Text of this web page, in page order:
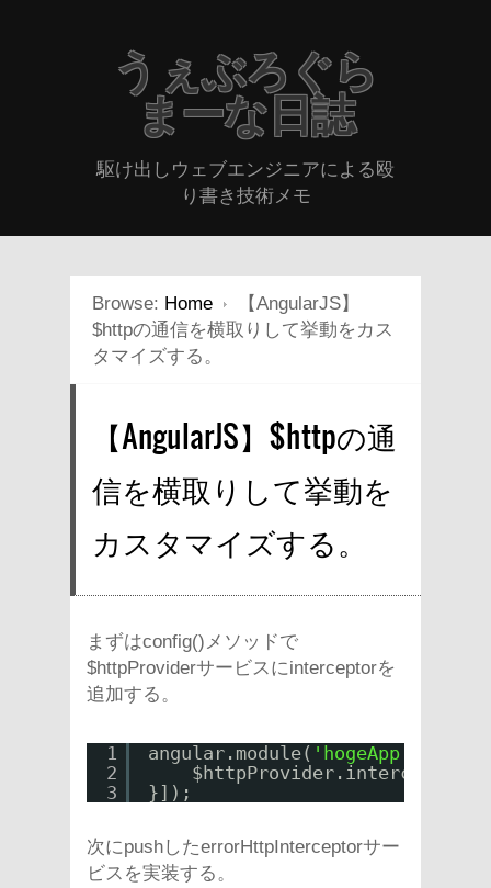
うぇぶろぐら
まーな日誌
駆け出しウェブエンジニアによる殴
り書き技術メモ
Browse: Home
【AngularJS】
$httpの通信を横取りして挙動をカス
タマイズする。
【AngularJS】$httpの通
信を横取りして挙動を
カスタマイズする。
まずはconfig()メソッドで
$httpProviderサービスにinterceptorを
追加する。
1
2
3
angular.module( 'hogeApp'
}]);
次にpushしたerrorHttpInterceptorサー
ビスを実装する。